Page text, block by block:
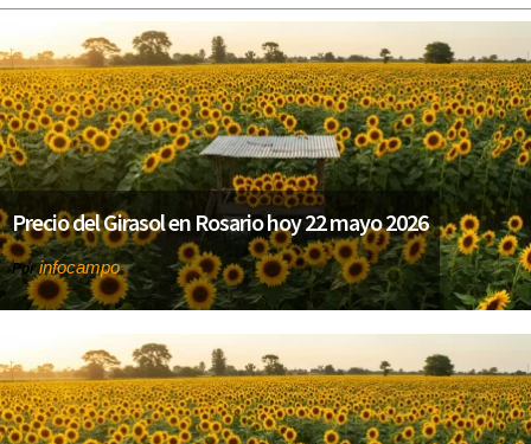
Precio del Girasol en Rosario hoy 22 mayo 2026
Porinfocampo